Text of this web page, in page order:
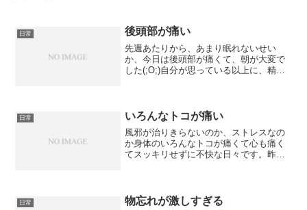
日常 後頭部が痛い
先週あたりから、あまり眠れないせい
か、今日は後頭部が痛くて、朝が大変で
した(;O;)自分が思っている以上に、精神
ですが、不眠＋過眠につ...
日常 いろんなトコが痛い
風邪が治りきらないのか、ストレスなの
か身体のいろんなトコが痛くて心も痛く
てスッキリせずに不快な日々です。昨夜
あの時は、こんなもんじゃ...
日常 物忘れが激しすぎる